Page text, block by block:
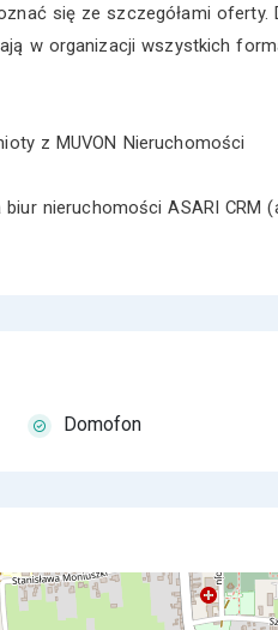
się ze szczegółami oferty.
w organizacji wszystkich
z MUVON Nieruchomości
nieruchomości ASARI CRM
Domofon